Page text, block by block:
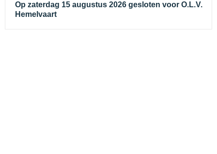
Op zaterdag 15 augustus 2026 gesloten voor O.L.V.
Hemelvaart